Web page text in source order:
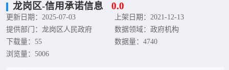
龙岗区-信用承诺信息 0.0
更新日期：2025-07-03
上架日期：2021-12-13
提供部门：龙岗区人民政府
数据领域：政府机构
下载量：55
数据量：4740
浏览量：5006